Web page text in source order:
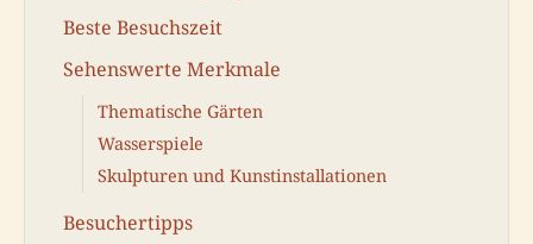
Beste Besuchszeit
Sehenswerte Merkmale
Thematische Gärten
Wasserspiele
Skulpturen und Kunstinstallationen
Besuchertipps